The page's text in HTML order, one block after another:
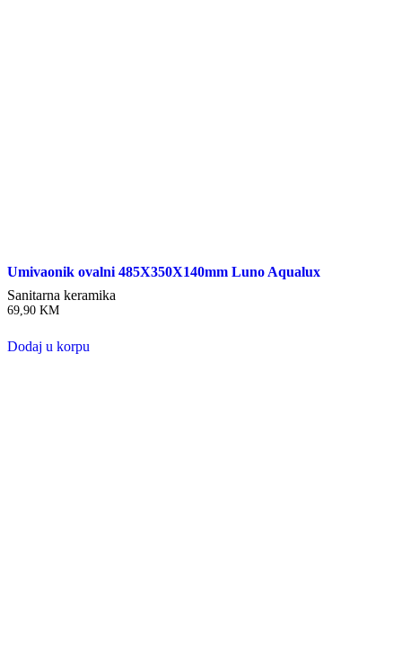
Umivaonik ovalni 485X350X140mm Luno Aqualux
Sanitarna keramika
69,90 KM
Dodaj u korpu